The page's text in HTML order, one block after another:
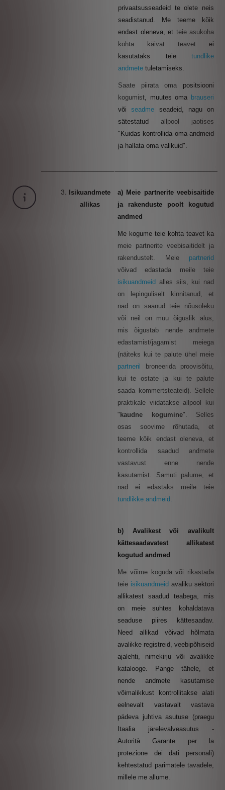
privaatsusseadeid te olete neis
seadistanud. Me teeme kõik
endast oleneva, et teie asukoha
kohta käivat teavet ei
kasutataks teie tundlike
andmete tuletamiseks.
Saate piirata oma positsiooni
kogumist, muutes oma brauseri
võiseadme seadeid, nagu on
sätestatud allpool jaotises
" Kuidas kontrollida oma andmeid
ja hallata oma valikuid".
Isikuandmete
allikas
a) Meie partnerite veebisaitide
ja rakenduste poolt kogutud
andmed
Me kogume teie kohta teavet ka
meie partnerite veebisaitidelt ja
rakendustelt. Meie partnerid
võivad edastada meile teie
isikuandmeid alles siis, kui nad
on lepinguliselt kinnitanud, et
nad on saanud teie nõusoleku
või neil on muu õiguslik alus,
mis õigustab nende andmete
edastamist/jagamist meiega
(näiteks kui te palute ühel meie
partneril
broneerida proovisõitu,
kui te ostate ja kui te palute
saada kommertsteateid). Sellele
praktikale viidatakse allpool kui
" kaudne kogumine". Selles
osas soovime rõhutada, et
teeme kõik endast oleneva, et
kontrollida saadud andmete
vastavust enne nende
kasutamist. Samuti palume, et
nad ei edastaks meile teie
tundlikke andmeid.
b) Avalikest või avalikult
kättesaadavatest allikatest
kogutud andmed
Me võime koguda või rikastada
teie isikuandmeid avaliku sektori
allikatest saadud teabega, mis
on meie suhtes kohaldatava
seaduse piires kättesaadav.
Need allikad võivad hõlmata
avalikke registreid, veebipõhiseid
ajalehti, nimekirju või avalikke
katalooge. Pange tähele, et
nende andmete kasutamise
võimalikkust kontrollitakse alati
eelnevalt vastavalt vastava
pädeva juhtiva asutuse (praegu
Itaalia järelevalveasutus -
Autorità Garante per la
protezione dei dati personali)
kehtestatud parimatele tavadele,
millele me allume.